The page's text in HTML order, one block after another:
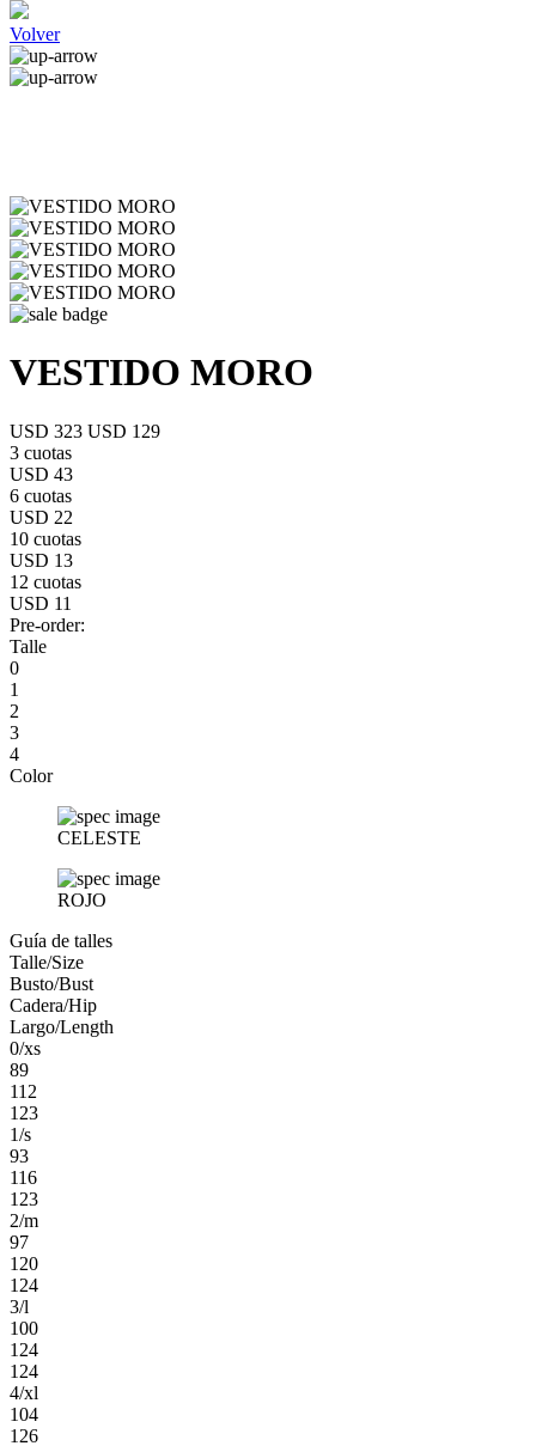
Volver
VESTIDO MORO
USD 323 USD 129
3 cuotas
USD 43
6 cuotas
USD 22
10 cuotas
USD 13
12 cuotas
USD 11
Pre-order:
Talle
0
1
2
3
4
Color
CELESTE
ROJO
Guía de talles
Talle/Size
Busto/Bust
Cadera/Hip
Largo/Length
0/xs
89
112
123
1/s
93
116
123
2/m
97
120
124
3/l
100
124
124
4/xl
104
126